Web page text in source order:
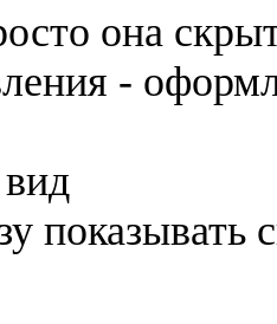
она
-